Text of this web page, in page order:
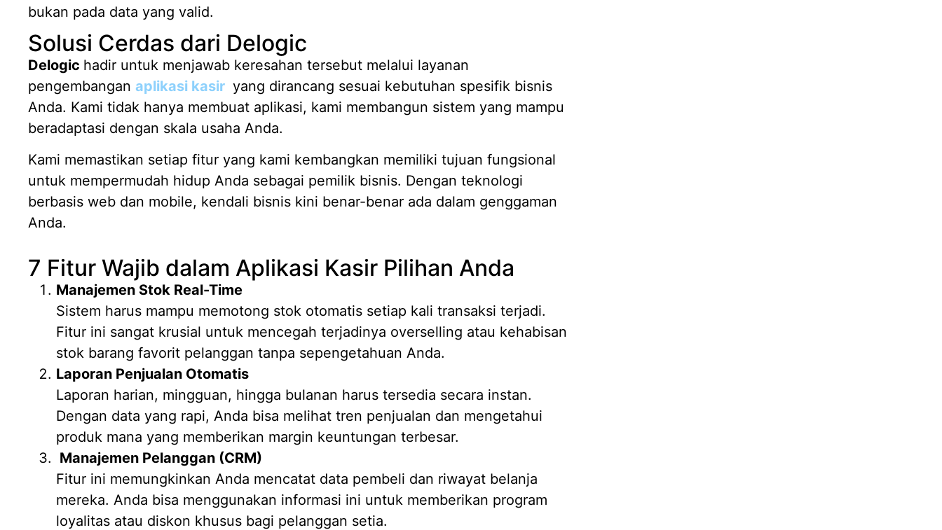
bukan pada data yang valid.
Solusi Cerdas dari Delogic
Delogic hadir untuk menjawab keresahan tersebut melalui layanan
pengembangan aplikasi kasir yang dirancang sesuai kebutuhan spesifik bisnis
Anda. Kami tidak hanya membuat aplikasi, kami membangun sistem yang mampu
beradaptasi dengan skala usaha Anda.
Kami memastikan setiap fitur yang kami kembangkan memiliki tujuan fungsional
untuk mempermudah hidup Anda sebagai pemilik bisnis. Dengan teknologi
berbasis web dan mobile, kendali bisnis kini benar-benar ada dalam genggaman
Anda.
7 Fitur Wajib dalam Aplikasi Kasir Pilihan Anda
Manajemen Stok Real-Time
Sistem harus mampu memotong stok otomatis setiap kali transaksi terjadi.
Fitur ini sangat krusial untuk mencegah terjadinya overselling atau kehabisan
stok barang favorit pelanggan tanpa sepengetahuan Anda.
Laporan Penjualan Otomatis
Laporan harian, mingguan, hingga bulanan harus tersedia secara instan.
Dengan data yang rapi, Anda bisa melihat tren penjualan dan mengetahui
produk mana yang memberikan margin keuntungan terbesar.
Manajemen Pelanggan (CRM)
Fitur ini memungkinkan Anda mencatat data pembeli dan riwayat belanja
mereka. Anda bisa menggunakan informasi ini untuk memberikan program
loyalitas atau diskon khusus bagi pelanggan setia.